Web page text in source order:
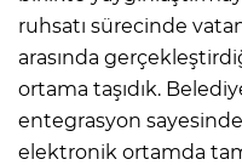
ruhsatı sürecinde
arasında
ortama taşıdık.
entegrasyon
elektronik ortamda